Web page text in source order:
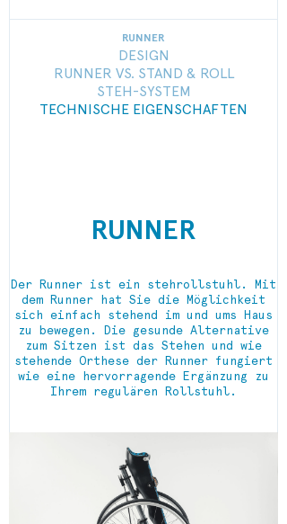
RUNNER
DESIGN
RUNNER VS. STAND & ROLL
STEH-SYSTEM
TECHNISCHE EIGENSCHAFTEN
RUNNER
Der Runner ist ein stehrollstuhl. Mit
dem Runner hat Sie die Möglichkeit
sich einfach stehend im und ums Haus
zu bewegen. Die gesunde Alternative
zum Sitzen ist das Stehen und wie
stehende Orthese der Runner fungiert
wie eine hervorragende Ergänzung zu
Ihrem regulären Rollstuhl.